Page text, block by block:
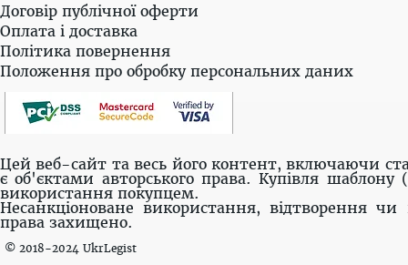
Договір публічної оферти
Оплата і доставка
Політика повернення
Положення про обробку персональних даних
Цей веб-сайт та весь його контент, включаючи
є об'єктами авторського права. Купівля шаблону
використання покупцем.
Несанкціоноване використання, відтворення
права захищено.
© 2018-2024 UkrLegist